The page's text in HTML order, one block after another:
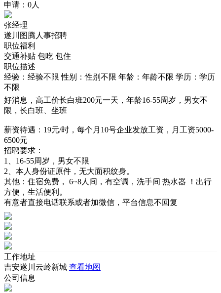
申请：0人
张经理
遂川图腾人事招聘
职位福利
交通补贴 包吃 包住
职位描述
经验：经验不限 性别：性别不限 年龄：年龄不限 学历：学历
不限
好消息，高工价长白班200元一天，年龄16-55周岁，男女不
限，长白班、坐班
薪资待遇：19元/时，每个月10号企业发放工资，月工资5000-
6500元
招聘要求：
1、16-55周岁，男女不限
2、本人身份证原件，无大面积纹身。
其他：住宿免费， 6~8人间，有空调，洗手间 热水器 ！出行
方便，生活便利。
有意者直接电话联系或者加微信，平台信息不回复
工作地址
吉安遂川云岭新城 查看地图
公司信息